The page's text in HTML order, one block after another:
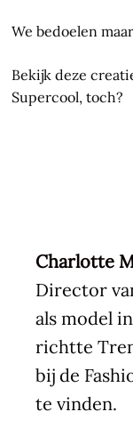
We bedoelen
Bekijk deze
Supercool, toch?
Charlotte
Director
als model
richtte
bij de
te vinden.